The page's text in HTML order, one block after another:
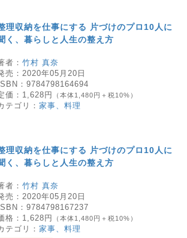
理収納を仕事にする 片づけのプロ10人に
く、暮らしと人生の整え方
者： 竹村 真奈
売： 2020年05月20日
ISBN： 9784798164694
価： 1,628円 （本体1,480円＋税10%）
テゴリ： 家事、料理
理収納を仕事にする 片づけのプロ10人に
く、暮らしと人生の整え方
者： 竹村 真奈
売： 2020年05月20日
ISBN： 9784798167237
格： 1,628円 （本体1,480円＋税10%）
テゴリ： 家事、料理